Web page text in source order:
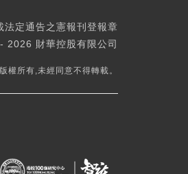
法定通告之憲報刊登報章
財華控股有限公司
權所有,未經同意不得轉載。